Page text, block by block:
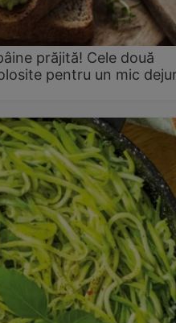
prăjită! Cele două
pentru un mic